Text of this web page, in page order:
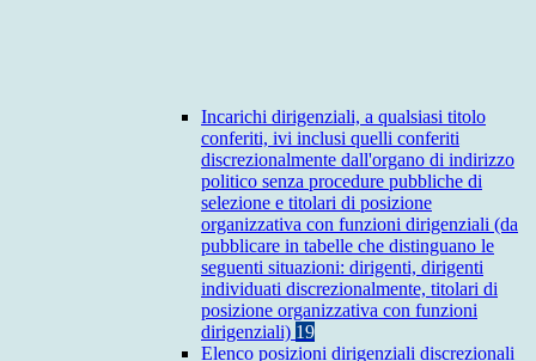
Incarichi dirigenziali, a qualsiasi titolo
conferiti, ivi inclusi quelli conferiti
discrezionalmente dall'organo di indirizzo
politico senza procedure pubbliche di
selezione e titolari di posizione
organizzativa con funzioni dirigenziali (da
pubblicare in tabelle che distinguano le
seguenti situazioni: dirigenti, dirigenti
individuati discrezionalmente, titolari di
posizione organizzativa con funzioni
dirigenziali) 19
Elenco posizioni dirigenziali discrezionali